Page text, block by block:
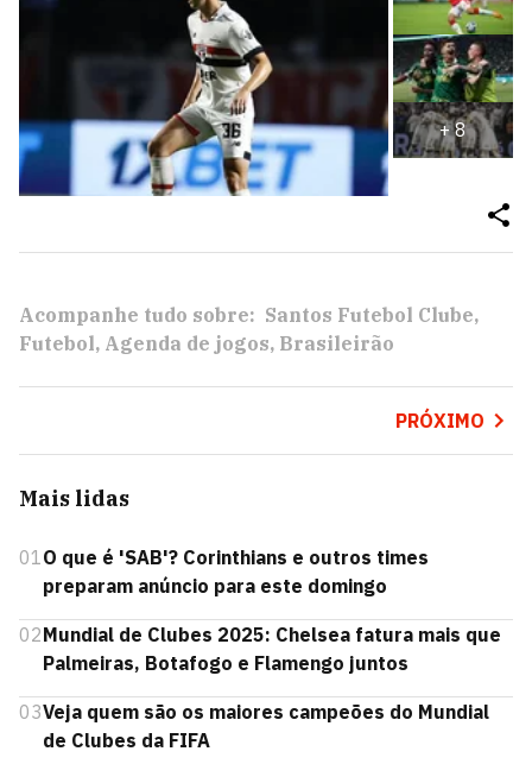
+8
Acompanhe tudo sobre: Santos Futebol Clube
Futebol Agenda de jogos Brasileirão
PRÓXIMO
Mais lidas
01 O que é 'SAB'? Corinthians e outros times
preparam anúncio para este domingo
02Mundial de Clubes 2025: Chelsea fatura mais que
Palmeiras, Botafogo e Flamengo juntos
03Veja quem são os maiores campeões do Mundial
de Clubes da FIFA